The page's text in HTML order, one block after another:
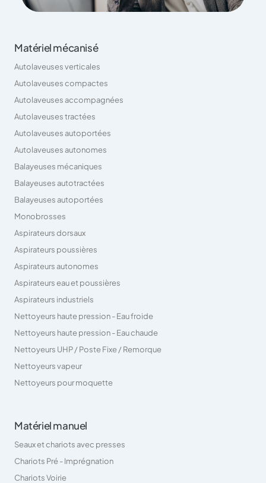
Matériel mécanisé
Autolaveuses verticales
Autolaveuses compactes
Autolaveuses accompagnées
Autolaveuses tractées
Autolaveuses autoportées
Autolaveuses autonomes
Balayeuses mécaniques
Balayeuses autotractées
Balayeuses autoportées
Monobrosses
Aspirateurs dorsaux
Aspirateurs poussières
Aspirateurs autonomes
Aspirateurs eau et poussières
Aspirateurs industriels
Nettoyeurs haute pression - Eau froide
Nettoyeurs haute pression - Eau chaude
Nettoyeurs UHP / Poste Fixe / Remorque
Nettoyeurs vapeur
Nettoyeurs pour moquette
Matériel manuel
Seaux et chariots avec presses
Chariots Pré - Imprégnation
Chariots Voirie